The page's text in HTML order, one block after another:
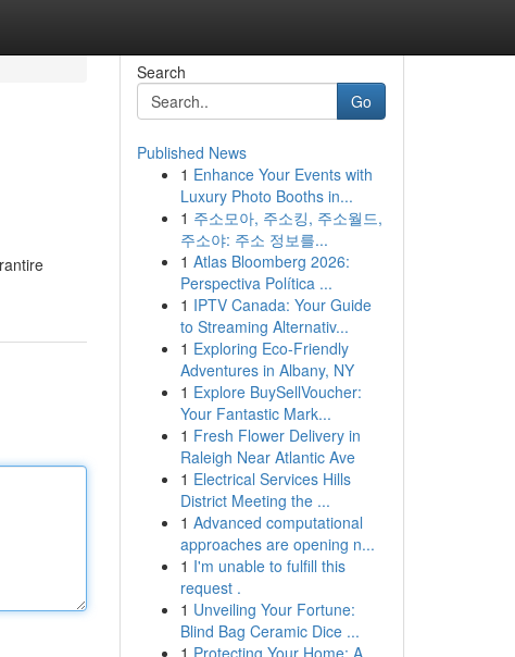
Search
Go
Published News
1 Enhance Your Events with
Luxury Photo Booths in...
1 주소모아, 주소킹, 주소월드,
주소야: 주소 정보를...
1 Atlas Bloomberg 2026:
Perspectiva Política ...
1 IPTV Canada: Your Guide
to Streaming Alternativ...
1 Exploring Eco-Friendly
Adventures in Albany, NY
1 Explore BuySellVoucher:
Your Fantastic Mark...
1 Fresh Flower Delivery in
Raleigh Near Atlantic Ave
1 Electrical Services Hills
District Meeting the ...
1 Advanced computational
approaches are opening n...
1 I'm unable to fulfill this
request .
1 Unveiling Your Fortune:
Blind Bag Ceramic Dice ...
1 Protecting Your Home: A